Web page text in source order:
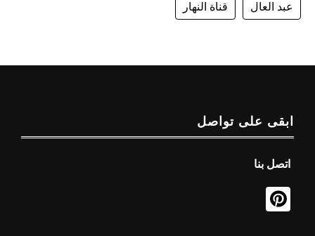
عبد العال قناة النهار
ابقى على تواصل
اتصل بنا